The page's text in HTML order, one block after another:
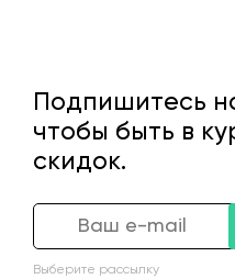
Подпишитесь
чтобы быть в
скидок.
Выберите рассылку